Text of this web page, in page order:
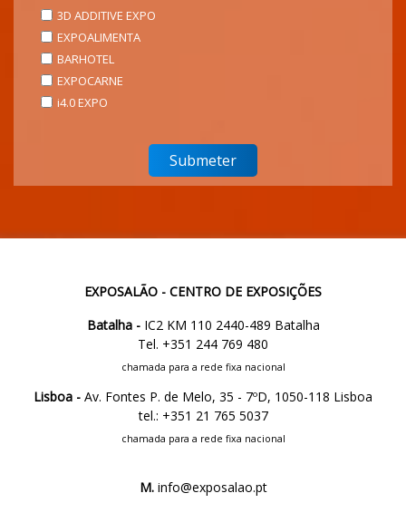
3D ADDITIVE EXPO
EXPOALIMENTA
BARHOTEL
EXPOCARNE
i4.0 EXPO
EXPOSALÃO - CENTRO DE EXPOSIÇÕES
Batalha -IC2 KM 110 2440-489 Batalha
Tel. +351 244 769 480
chamada para a rede fixa nacional
Lisboa - Av. Fontes P. de Melo, 35 - 7ºD, 1050-118 Lisboa
tel.: +351 21 765 5037
chamada para a rede fixa nacional
M.info@exposalao.pt